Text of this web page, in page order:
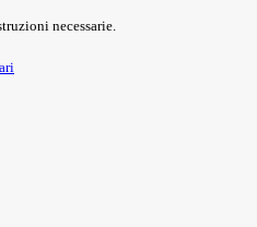
necessarie.